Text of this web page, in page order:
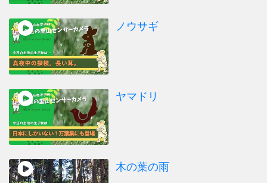
ノウサギ
ヤマドリ
木の葉の雨